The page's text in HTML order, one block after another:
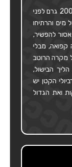
משקלה המקובל של מנת פסטה אישית הוא 200 גרם לפני
מים והרתיחו
להפשיר,
קפואה, מבלי
מקרה הרוטב
הבישול,
הקטן יש
ואת הגדול